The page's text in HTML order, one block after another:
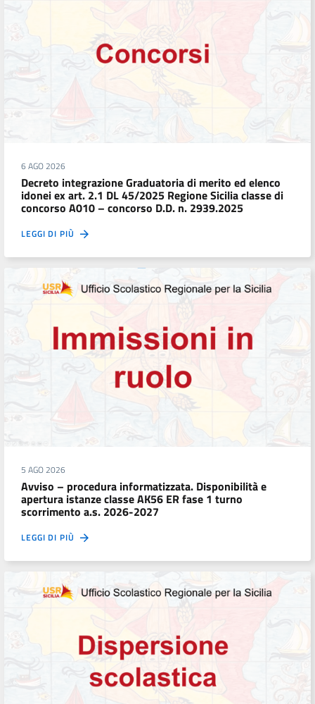
6 AGO 2026
Decreto integrazione Graduatoria di merito ed elenco
idonei ex art. 2.1 DL 45/2025 Regione Sicilia classe di
concorso A010 – concorso D.D. n. 2939.2025
LEGGI DI PIÙ
5 AGO 2026
Avviso – procedura informatizzata. Disponibilità e
apertura istanze classe AK56 ER fase 1 turno
scorrimento a.s. 2026-2027
LEGGI DI PIÙ